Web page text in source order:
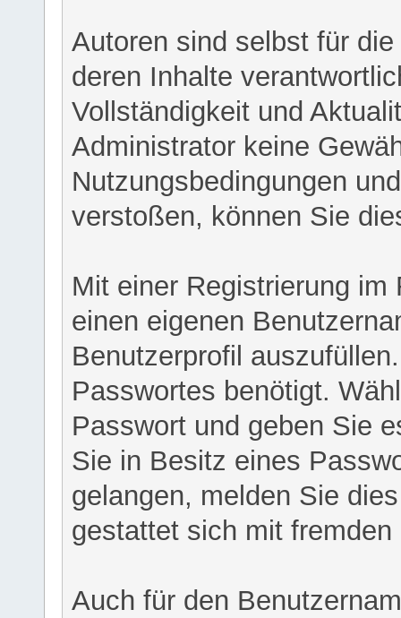
Autoren sind selbst für
deren Inhalte
Vollständigkeit und
Administrator keine
Nutzungsbedingungen
verstoßen, können Sie
Mit einer Registrierung
einen eigenen
Benutzerprofil
Passwortes benötigt.
Passwort und geben Sie
Sie in Besitz eines
gelangen, melden Sie
gestattet sich mit
Auch für den